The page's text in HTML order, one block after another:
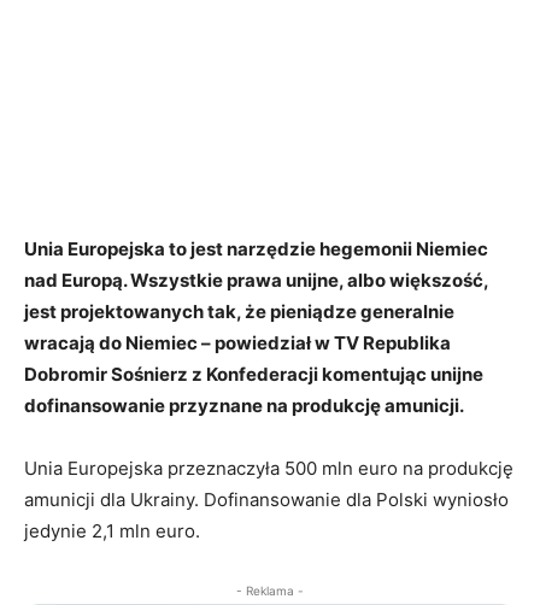
Unia Europejska to jest narzędzie hegemonii Niemiec
nad Europą. Wszystkie prawa unijne, albo większość,
jest projektowanych tak, że pieniądze generalnie
wracają do Niemiec – powiedział w TV Republika
Dobromir Sośnierz z Konfederacji komentując unijne
dofinansowanie przyznane na produkcję amunicji.
Unia Europejska przeznaczyła 500 mln euro na produkcję
amunicji dla Ukrainy. Dofinansowanie dla Polski wyniosło
jedynie 2,1 mln euro.
- Reklama -